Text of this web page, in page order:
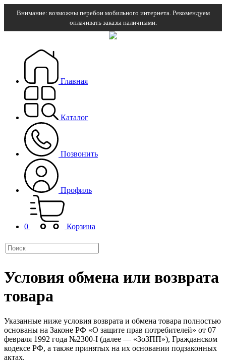
Внимание: возможны перебои мобильного интернета. Рекомендуем
оплачивать заказы наличными.
Главная
Каталог
Позвонить
Профиль
0 Корзина
Условия обмена или возврата
товара
Указанные ниже условия возврата и обмена товара полностью
основаны на Законе РФ «О защите прав потребителей» от 07
февраля 1992 года №2300-I (далее — «ЗоЗПП»), Гражданском
кодексе РФ, а также принятых на их основании подзаконных
актах.